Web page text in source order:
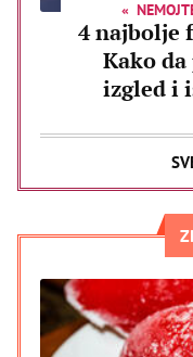
4 najbolje
Kako
izgled i